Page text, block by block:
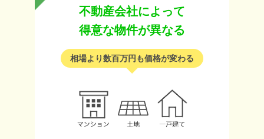
不動産会社によって
得意な物件が異なる
相場より数百万円も価格が変わる